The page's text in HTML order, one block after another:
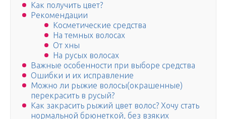
Как получить цвет?
Рекомендации
Косметические средства
На темных волосах
От хны
На русых волосах
Важные особенности при выборе средства
Ошибки и их исправление
Можно ли рыжие волосы(окрашенные)
перекрасить в русый?
Как закрасить рыжий цвет волос? Хочу стать
нормальной брюнеткой, без взяких